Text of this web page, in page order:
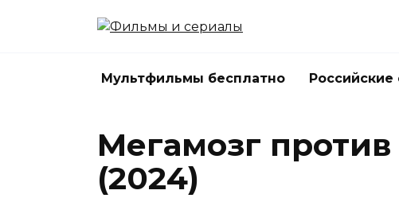
Мультфильмы бесплатно
Мегамозг
(2024)